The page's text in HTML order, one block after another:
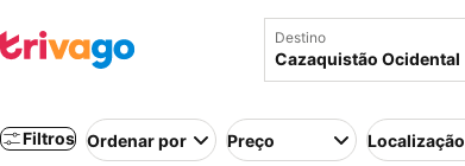
Destino
Filtros Ordenar por Preço Localização